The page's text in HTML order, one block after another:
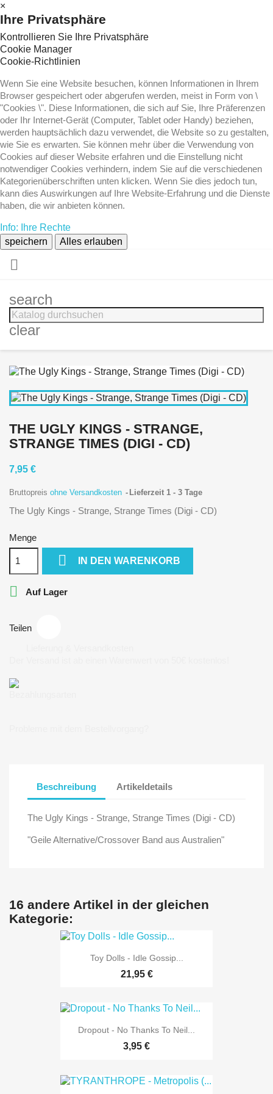
×
Ihre Privatsphäre
Kontrollieren Sie Ihre Privatsphäre
Cookie Manager
Cookie-Richtlinien
Wenn Sie eine Website besuchen, können Informationen in Ihrem
Browser gespeichert oder abgerufen werden, meist in Form von \
"Cookies \". Diese Informationen, die sich auf Sie, Ihre Präferenzen
oder Ihr Internet-Gerät (Computer, Tablet oder Handy) beziehen,
werden hauptsächlich dazu verwendet, die Website so zu gestalten,
wie Sie es erwarten. Sie können mehr über die Verwendung von
Cookies auf dieser Website erfahren und die Einstellung nicht
notwendiger Cookies verhindern, indem Sie auf die verschiedenen
Kategorienüberschriften unten klicken. Wenn Sie dies jedoch tun,
kann dies Auswirkungen auf Ihre Website-Erfahrung und die Dienste
haben, die wir anbieten können.
Info: Ihre Rechte
speichern
Alles erlauben

search
clear
THE UGLY KINGS - STRANGE,
STRANGE TIMES (DIGI - CD)
7,95 €
Bruttopreis ohne Versandkosten Lieferzeit 1 - 3 Tage
The Ugly Kings - Strange, Strange Times (Digi - CD)
Menge
 IN DEN WARENKORB
 Auf Lager
Teilen
Beschreibung Artikeldetails
The Ugly Kings - Strange, Strange Times (Digi - CD)
"Geile Alternative/Crossover Band aus Australien"
16 andere Artikel in der gleichen
Kategorie:
Toy Dolls - Idle Gossip...
21,95 €
Dropout - No Thanks To Neil...
3,95 €